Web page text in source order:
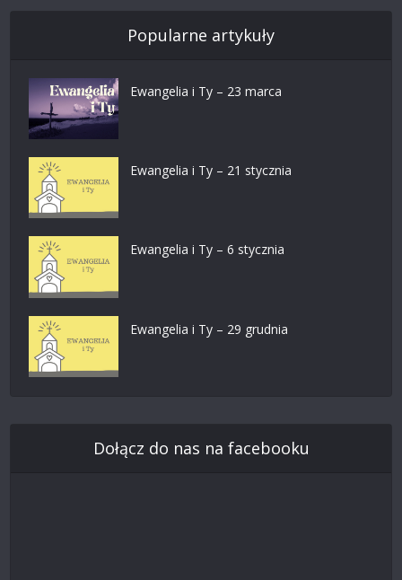
Popularne artykuły
Ewangelia i Ty – 23 marca
Ewangelia i Ty – 21 stycznia
Ewangelia i Ty – 6 stycznia
Ewangelia i Ty – 29 grudnia
Dołącz do nas na facebooku